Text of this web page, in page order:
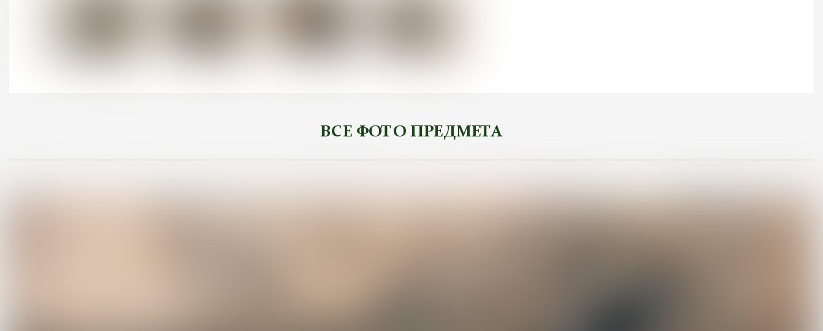
ВСЕ ФОТО ПРЕДМЕТА